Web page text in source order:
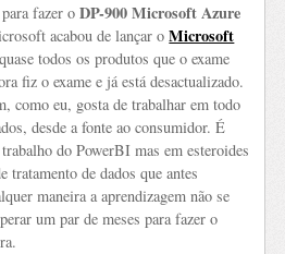
para fazer oDP-900 Microsoft Azure
acabou de lançar oMicrosoft
todos os produtos que o exame
fiz o exame e já está desactualizado.
como eu, gosta de trabalhar em todo
desde a fonte ao consumidor. É
do PowerBI mas em esteroides
tratamento de dados que antes
maneira a aprendizagem não se
um par de meses para fazer o